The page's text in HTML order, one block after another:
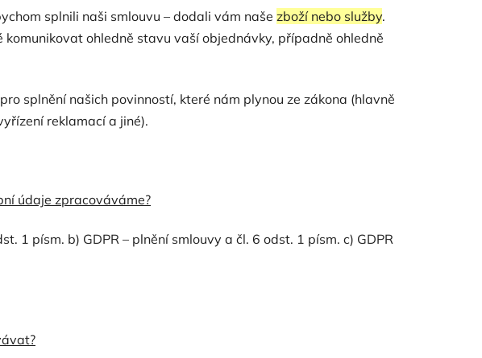
splnili naši smlouvu – dodali vám naše zboží nebo služby.
ohledně stavu vaší objednávky, případně ohledně
splnění našich povinností, které nám plynou ze zákona (hlavně
reklamací a jiné).
údaje zpracováváme?
1 písm. b) GDPR – plnění smlouvy a čl. 6 odst. 1 písm. c) GDPR